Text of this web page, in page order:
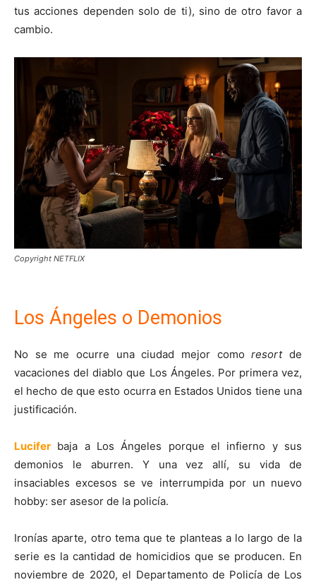
tus acciones dependen solo de ti), sino de otro favor a
cambio.
Copyright NETFLIX
Los Ángeles o Demonios
No se me ocurre una ciudad mejor comoresortde
vacaciones del diablo que Los Ángeles. Por primera vez,
el hecho de que esto ocurra en Estados Unidos tiene una
justificación.
Lucifer baja a Los Ángeles porque el infierno y sus
demonios le aburren. Y una vez allí, su vida de
insaciables excesos se ve interrumpida por un nuevo
hobby: ser asesor de la policía.
Ironías aparte, otro tema que te planteas a lo largo de la
serie es la cantidad de homicidios que se producen. En
noviembre de 2020, el Departamento de Policía de Los